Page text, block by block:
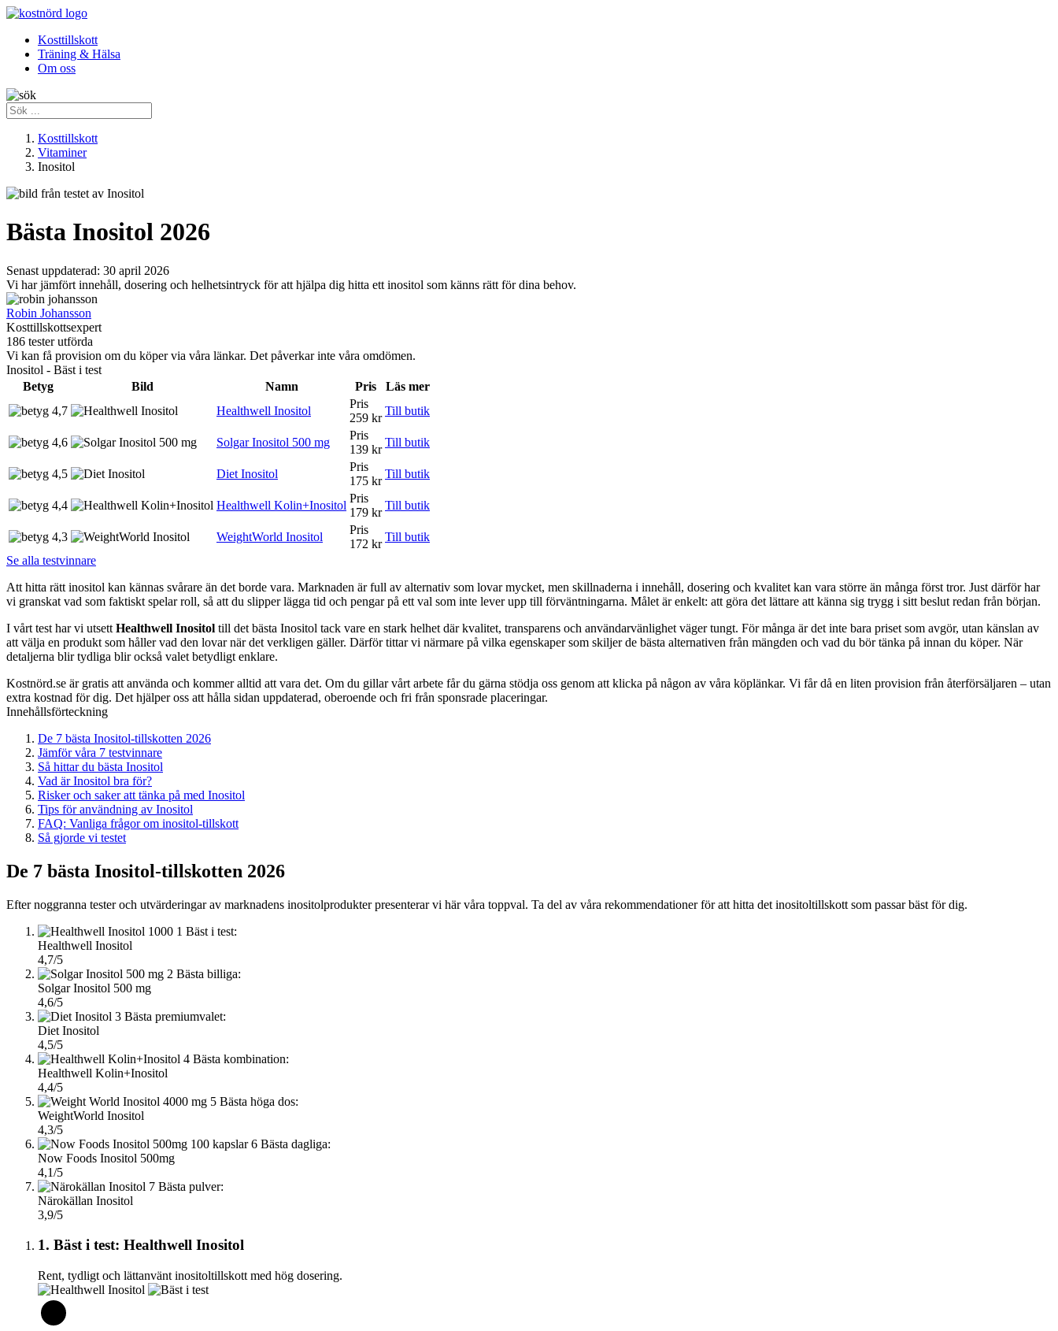
Kosttillskott
Träning & Hälsa
Om oss
Kosttillskott
Vitaminer
Inositol
Bästa Inositol 2026
Senast uppdaterad: 30 april 2026
Vi har jämfört innehåll, dosering och helhetsintryck för att hjälpa dig hitta ett inositol som känns rätt för dina behov.
Robin Johansson
Kosttillskottsexpert
186 tester utförda
Vi kan få provision om du köper via våra länkar. Det påverkar inte våra omdömen.
Inositol - Bäst i test
Betyg
Bild Namn Pris
Läs mer
4,7
Healthwell Inositol
Pris
259 kr
Till butik
4,6 Solgar Inositol 500 mg
Pris
139 kr
Till butik
4,5 Diet Inositol
Pris
175 kr
Till butik
4,4 Healthwell Kolin+Inositol
Pris
179 kr
Till butik
4,3 WeightWorld Inositol
Pris
172 kr
Till butik
Se alla testvinnare
Att hitta rätt inositol kan kännas svårare än det borde vara. Marknaden är full av alternativ som lovar mycket, men skillnaderna i innehåll, dosering och kvalitet kan vara större än många först tror. Just därför har
vi granskat vad som faktiskt spelar roll, så att du slipper lägga tid och pengar på ett val som inte lever upp till förväntningarna. Målet är enkelt: att göra det lättare att känna sig trygg i sitt beslut redan från början.
I vårt test har vi utsett Healthwell Inositol till det bästa Inositol tack vare en stark helhet där kvalitet, transparens och användarvänlighet väger tungt. För många är det inte bara priset som avgör, utan känslan av
att välja en produkt som håller vad den lovar när det verkligen gäller. Därför tittar vi närmare på vilka egenskaper som skiljer de bästa alternativen från mängden och vad du bör tänka på innan du köper. När
detaljerna blir tydliga blir också valet betydligt enklare.
Kostnörd.se är gratis att använda och kommer alltid att vara det. Om du gillar vårt arbete får du gärna stödja oss genom att klicka på någon av våra köplänkar. Vi får då en liten provision från återförsäljaren – utan
extra kostnad för dig. Det hjälper oss att hålla sidan uppdaterad, oberoende och fri från sponsrade placeringar.
Innehållsförteckning
De 7 bästa Inositol-tillskotten 2026
Jämför våra 7 testvinnare
Så hittar du bästa Inositol
Vad är Inositol bra för?
Risker och saker att tänka på med Inositol
Tips för användning av Inositol
FAQ: Vanliga frågor om inositol-tillskott
Så gjorde vi testet
De 7 bästa Inositol-tillskotten 2026
Efter noggranna tester och utvärderingar av marknadens inositolprodukter presenterar vi här våra toppval. Ta del av våra rekommendationer för att hitta det inositoltillskott som passar bäst för dig.
1 Bäst i test:
Healthwell Inositol
4,7/5
2 Bästa billiga:
Solgar Inositol 500 mg
4,6/5
3 Bästa premiumvalet:
Diet Inositol
4,5/5
4 Bästa kombination:
Healthwell Kolin+Inositol
4,4/5
5 Bästa höga dos:
WeightWorld Inositol
4,3/5
6 Bästa dagliga:
Now Foods Inositol 500mg
4,1/5
7 Bästa pulver:
Närokällan Inositol
3,9/5
1. Bäst i test: Healthwell Inositol
Rent, tydligt och lättanvänt inositoltillskott med hög dosering.